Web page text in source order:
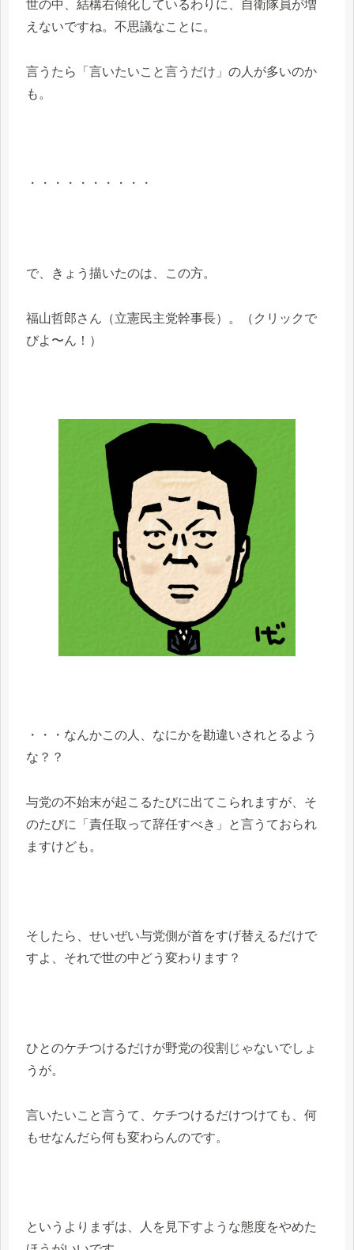
世の中、結構右傾化しているわりに、自衛隊員が増
えないですね。不思議なことに。
言うたら「言いたいこと言うだけ」の人が多いのか
も。
・・・・・・・・・・
で、きょう描いたのは、この方。
福山哲郎さん（立憲民主党幹事長）。（クリックで
びよ〜ん！）
・・・なんかこの人、なにかを勘違いされとるよう
な？？
与党の不始末が起こるたびに出てこられますが、そ
のたびに「責任取って辞任すべき」と言うておられ
ますけども。
そしたら、せいぜい与党側が首をすげ替えるだけで
すよ、それで世の中どう変わります？
ひとのケチつけるだけが野党の役割じゃないでしょ
うが。
言いたいこと言うて、ケチつけるだけつけても、何
もせなんだら何も変わらんのです。
というよりまずは、人を見下すような態度をやめた